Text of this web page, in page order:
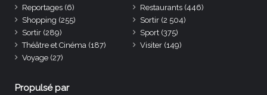
Reportages (6) Restaurants (446)
Shopping (255) Sortir (2 504)
Sortir (289) Sport (375)
Théâtre et Cinéma (187) Visiter (149)
Voyage (27)
Propulsé par